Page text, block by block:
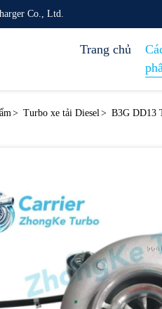
Co., Ltd.
Trang chủ
> Turbo xe tải Diesel> B3G DD13